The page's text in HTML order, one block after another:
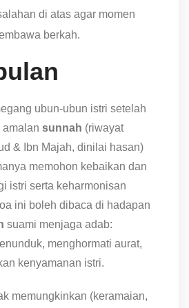
di atas agar momen
berkah.
ubun-ubun istri setelah
amalan sunnah (riwayat
& Ibn Majah, dinilai hasan)
memohon kebaikan dan
istri serta keharmonisan
ini boleh dibaca di hadapan
suami menjaga adab:
menghormati aurat,
kenyamanan istri.
memungkinkan (keramaian,